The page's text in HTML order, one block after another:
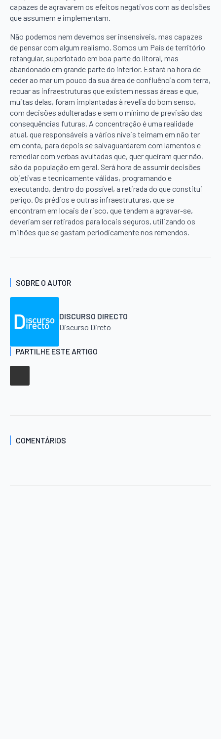
capazes de agravarem os efeitos negativos com as decisões
que assumem e implementam.
Não podemos nem devemos ser insensíveis, mas capazes
de pensar com algum realismo. Somos um País de território
retangular, superlotado em boa parte do litoral, mas
abandonado em grande parte do interior. Estará na hora de
ceder ao mar um pouco da sua área de confluência com terra,
recuar as infraestruturas que existem nessas áreas e que,
muitas delas, foram implantadas à revelia do bom senso,
com decisões adulteradas e sem o mínimo de previsão das
consequências futuras. A concentração é uma realidade
atual, que responsáveis a vários níveis teimam em não ter
em conta, para depois se salvaguardarem com lamentos e
remediar com verbas avultadas que, quer queiram quer não,
são da população em geral. Será hora de assumir decisões
objetivas e tecnicamente válidas, programando e
executando, dentro do possível, a retirada do que constitui
perigo. Os prédios e outras infraestruturas, que se
encontram em locais de risco, que tendem a agravar-se,
deveriam ser retirados para locais seguros, utilizando os
milhões que se gastam periodicamente nos remendos.
SOBRE O AUTOR
DISCURSO DIRECTO
Discurso Direto
PARTILHE ESTE ARTIGO
COMENTÁRIOS